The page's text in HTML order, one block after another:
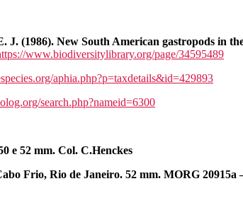
J. (1986). New South American gastropods in
www.biodiversitylibrary.org/page/34595489
aphia.php?p=taxdetails&id=429893
search.php?nameid=6300
e 52 mm. Col. C.Henckes
Frio, Rio de Janeiro. 52 mm. MORG